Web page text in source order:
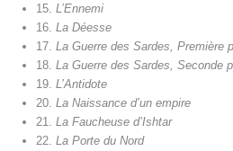
15. L’Ennemi
16. La Déesse
17. La Guerre des Sardes, Première
18. La Guerre des Sardes, Seconde
19. L’Antidote
20. La Naissance d’un empire
21. La Faucheuse d’Ishtar
22. La Porte du Nord